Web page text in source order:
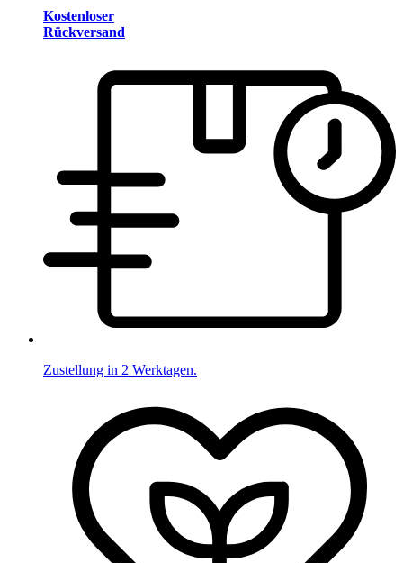
Kostenloser
Rückversand
Zustellung in 2 Werktagen.